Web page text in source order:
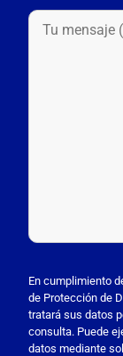
o
r
f
a
En cumplimiento
de Protección de
tratará sus datos
consulta. Puede
datos mediante